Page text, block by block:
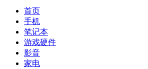
首页
手机
笔记本
游戏硬件
影音
家电